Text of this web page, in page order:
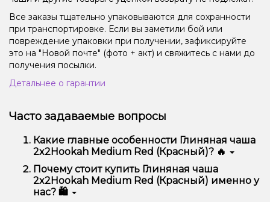
Все заказы тщательно упаковываются для сохранности
при транспортировке. Если вы заметили бой или
повреждение упаковки при получении, зафиксируйте
это на "Новой почте" (фото + акт) и свяжитесь с нами до
получения посылки.
Детальнее о гарантии
Часто задаваемые вопросы
Какие главные особенности Глиняная чаша
2x2Hookah Medium Red (Красный)? 🔥
Глиняная чаша 2x2Hookah Medium Red (Красный)
отличается высоким качеством, удобством
использования и надежностью.
Почему стоит купить Глиняная чаша
2x2Hookah Medium Red (Красный) именно у
нас? 🛍️